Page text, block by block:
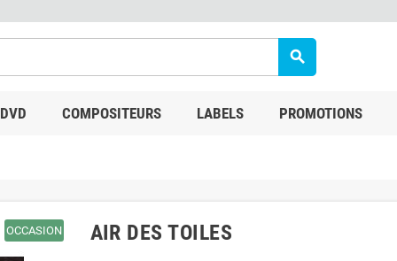
search
DVD COMPOSITEURS LABELS PROMOTIONS
OCCASION AIR DES TOILES